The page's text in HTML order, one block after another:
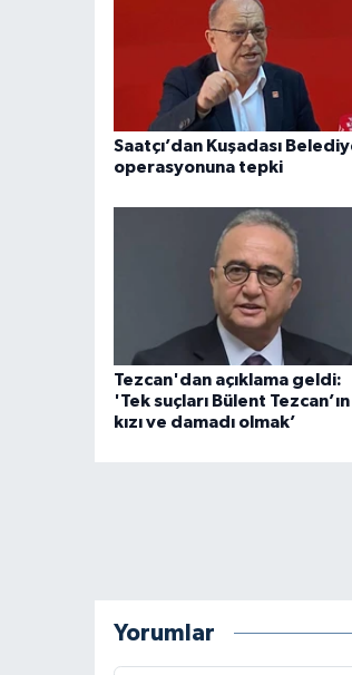
Saatçı’dan Kuşadası
operasyonuna tepki
Tezcan'dan açıklama geldi:
'Tek suçları Bülent Tezcan’ın
kızı ve damadı olmak’
Yorumlar